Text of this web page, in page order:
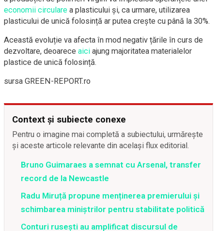
economii circulare a plasticului și, ca urmare, utilizarea
plasticului de unică folosință ar putea crește cu până la 30%.
Această evoluție va afecta în mod negativ țările în curs de
dezvoltare, deoarece aici ajung majoritatea materialelor
plastice de unică folosință.
sursa GREEN-REPORT.ro
Context și subiecte conexe
Pentru o imagine mai completă a subiectului, urmărește
și aceste articole relevante din același flux editorial.
Bruno Guimaraes a semnat cu Arsenal, transfer
record de la Newcastle
Radu Miruță propune menținerea premierului și
schimbarea miniștrilor pentru stabilitate politică
Conturi rusești au amplificat discursul de